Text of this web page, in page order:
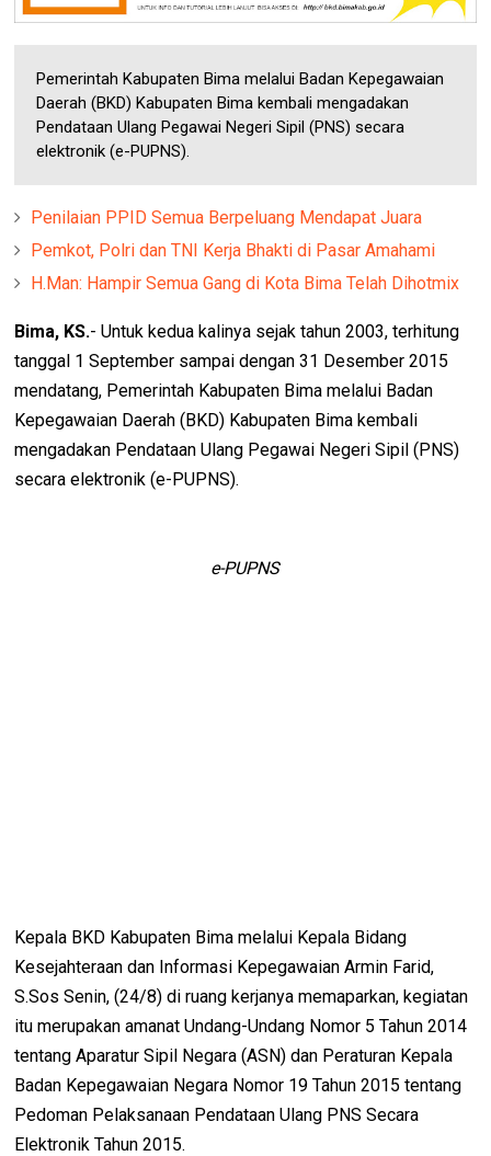
Pemerintah Kabupaten Bima melalui Badan Kepegawaian
Daerah (BKD) Kabupaten Bima kembali mengadakan
Pendataan Ulang Pegawai Negeri Sipil (PNS) secara
elektronik (e-PUPNS).
Penilaian PPID Semua Berpeluang Mendapat Juara
Pemkot, Polri dan TNI Kerja Bhakti di Pasar Amahami
H.Man: Hampir Semua Gang di Kota Bima Telah Dihotmix
Bima, KS.- Untuk kedua kalinya sejak tahun 2003, terhitung
tanggal 1 September sampai dengan 31 Desember 2015
mendatang, Pemerintah Kabupaten Bima melalui Badan
Kepegawaian Daerah (BKD) Kabupaten Bima kembali
mengadakan Pendataan Ulang Pegawai Negeri Sipil (PNS)
secara elektronik (e-PUPNS).
e-PUPNS
Kepala BKD Kabupaten Bima melalui Kepala Bidang
Kesejahteraan dan Informasi Kepegawaian Armin Farid,
S.Sos Senin, (24/8) di ruang kerjanya memaparkan, kegiatan
itu merupakan amanat Undang-Undang Nomor 5 Tahun 2014
tentang Aparatur Sipil Negara (ASN) dan Peraturan Kepala
Badan Kepegawaian Negara Nomor 19 Tahun 2015 tentang
Pedoman Pelaksanaan Pendataan Ulang PNS Secara
Elektronik Tahun 2015.